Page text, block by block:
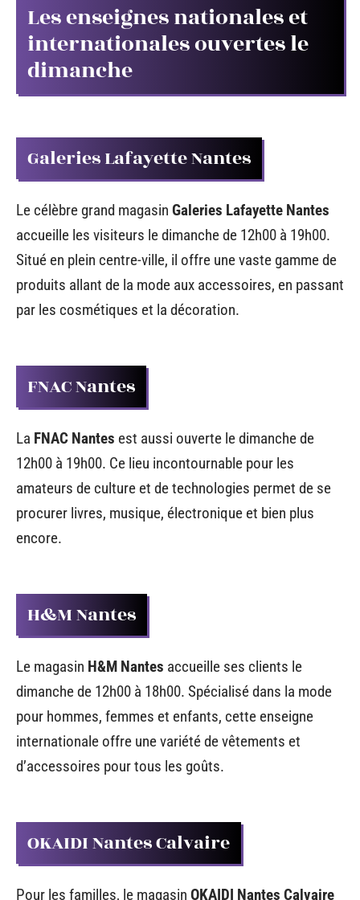
Les enseignes nationales et
internationales ouvertes le
dimanche
Galeries Lafayette Nantes
Le célèbre grand magasin Galeries Lafayette Nantes
accueille les visiteurs le dimanche de 12h00 à 19h00.
Situé en plein centre-ville, il offre une vaste gamme de
produits allant de la mode aux accessoires, en passant
par les cosmétiques et la décoration.
FNAC Nantes
La FNAC Nantes est aussi ouverte le dimanche de
12h00 à 19h00. Ce lieu incontournable pour les
amateurs de culture et de technologies permet de se
procurer livres, musique, électronique et bien plus
encore.
H&M Nantes
Le magasin H&M Nantes accueille ses clients le
dimanche de 12h00 à 18h00. Spécialisé dans la mode
pour hommes, femmes et enfants, cette enseigne
internationale offre une variété de vêtements et
d’accessoires pour tous les goûts.
OKAIDI Nantes Calvaire
Pour les familles, le magasin OKAIDI Nantes Calvaire